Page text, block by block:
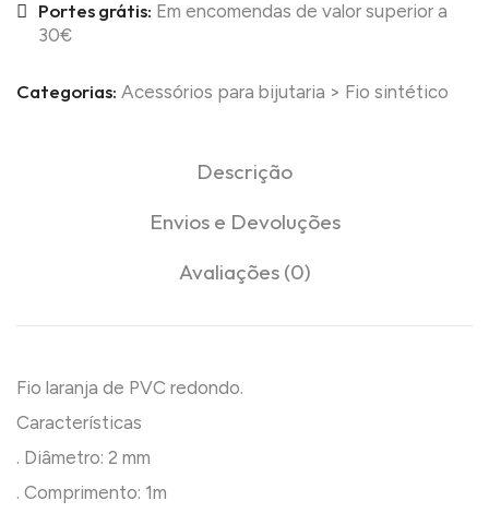
Portes grátis: Em encomendas de valor superior a
30€
Categorias: Acessórios para bijutaria > Fio sintético
Descrição
Envios e Devoluções
Avaliações (0)
Fio laranja de PVC redondo.
Características
. Diâmetro: 2 mm
. Comprimento: 1m